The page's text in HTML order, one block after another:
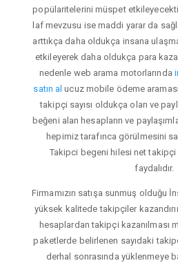
popülaritelerini müspet
laf mevzusu ise maddi yarar da
arttıkça daha oldukça insana
etkileyerek daha oldukça para
nedenle web arama motorlarında
satın al ucuz mobile ödeme
takipçi sayısı oldukça olan ve
beğeni alan hesapların ve
hepimiz tarafınca görülmesini
Takipci begeni hilesi net takipçi
faydalıdır.
Firmamızın satışa sunmuş olduğu
yüksek kalitede takipçiler
hesaplardan takipçi kazanılması
paketlerde belirlenen sayıdaki
derhal sonrasında yüklenmeye